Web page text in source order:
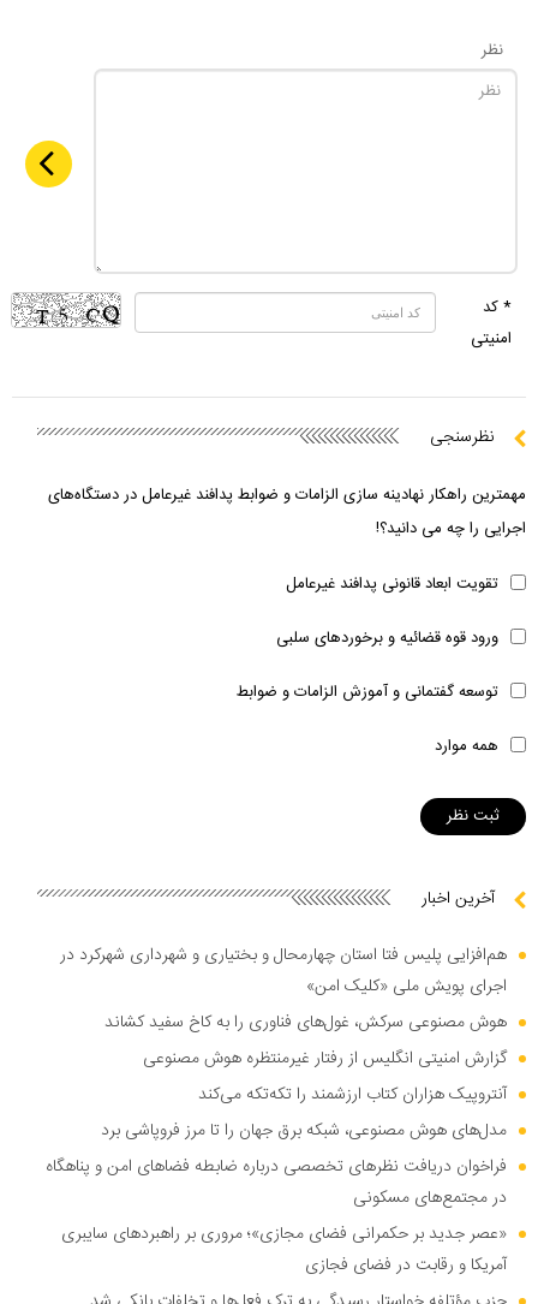
نظر
* کد
امنیتی
نظرسنجی
مهمترین راهکار نهادینه سازی الزامات و ضوابط پدافند غیرعامل در دستگاه‌های
اجرایی را چه می دانید؟!
تقویت ابعاد قانونی پدافند غیرعامل
ورود قوه قضائیه و برخوردهای سلبی
توسعه گفتمانی و آموزش الزامات و ضوابط
همه موارد
آخرین اخبار
هم‌افزایی پلیس فتا استان چهارمحال و بختیاری و شهرداری شهرکرد در
اجرای پویش ملی «کلیک امن»
هوش مصنوعی سرکش، غول‌های فناوری را به کاخ سفید کشاند
گزارش امنیتی انگلیس از رفتار غیرمنتظره هوش مصنوعی
آنتروپیک هزاران کتاب ارزشمند را تکه‌تکه می‌کند
مدل‌های هوش مصنوعی، شبکه برق جهان را تا مرز فروپاشی برد
فراخوان دریافت نظر‌های تخصصی درباره ضابطه فضا‌های امن و پناهگاه
در مجتمع‌های مسکونی
«عصر جدید بر حکمرانی فضای مجازی»؛ مروری بر راهبرد‌های سایبری
آمریکا و رقابت در فضای فجازی